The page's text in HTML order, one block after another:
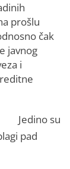
prošlu
čak
javnog
i
Jedino su
pad